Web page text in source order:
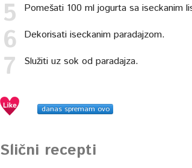
Pomešati 100 ml jogurta sa iseckanim
Dekorisati iseckanim paradajzom.
Služiti uz sok od paradajza.
danas spremam ovo
Slični recepti